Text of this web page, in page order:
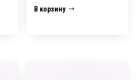
Штуцер
В корзину